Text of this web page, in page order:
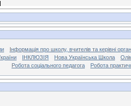
Інформація про школу, вчителів та керівні
ІНКЛЮЗІЯ Нова Українська Школа
Робота соціального педагога
Робота